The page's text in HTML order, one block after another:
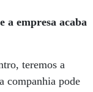
a empresa acaba
teremos a
companhia pode